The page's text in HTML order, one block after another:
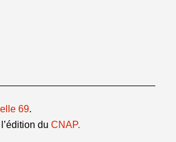
69.
du CNAP.